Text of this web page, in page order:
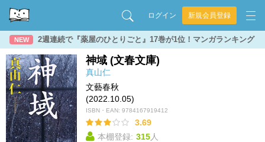
ログイン 新規会員登録
NEW 2週連続で『薬屋のひとりごと』17巻が1位！マンガランキング
神域 (文春文庫)
真山仁
文藝春秋
(2022.10.05)
ISBN・EAN: 9784167919412
3.69
本棚登録: 315人